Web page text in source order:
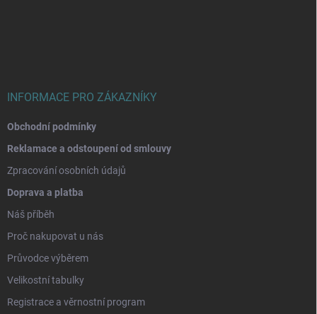
INFORMACE PRO ZÁKAZNÍKY
Obchodní podmínky
Reklamace a odstoupení od smlouvy
Zpracování osobních údajů
Doprava a platba
Náš příběh
Proč nakupovat u nás
Průvodce výběrem
Velikostní tabulky
Registrace a věrnostní program